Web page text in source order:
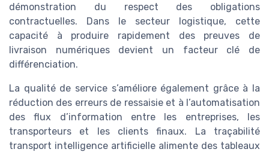
démonstration du respect des obligations
contractuelles. Dans le secteur logistique, cette
capacité à produire rapidement des preuves de
livraison numériques devient un facteur clé de
différenciation.
La qualité de service s’améliore également grâce à la
réduction des erreurs de ressaisie et à l’automatisation
des flux d’information entre les entreprises, les
transporteurs et les clients finaux. La traçabilité
transport intelligence artificielle alimente des tableaux